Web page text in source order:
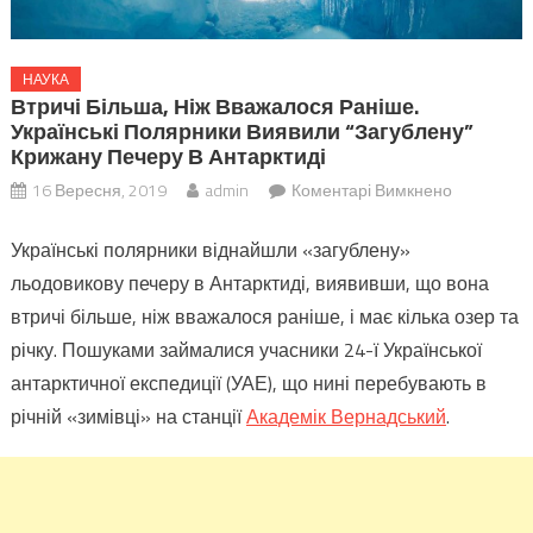
НАУКА
Втричі Більша, Ніж Вважалося Раніше.
Українські Полярники Виявили “загублену”
Крижану Печеру В Антарктиді
16 Вересня, 2019 admin Коментарі Вимкненодо
ніж
вважалося
раніше.
полярники
Українські полярники віднайшли «загублену»
льодовикову печеру в Антарктиді, виявивши, що вона
втричі більше, ніж вважалося раніше, і має кілька озер та
річку. Пошуками займалися учасники 24-ї Української
антарктичної експедиції (УАЕ), що нині перебувають в
річній «зимівці» на станціїАкадемік Вернадський.